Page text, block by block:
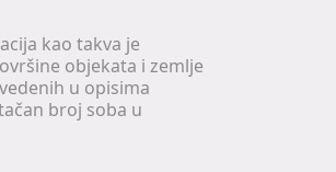
kao takva je
objekata i zemlje
u opisima
broj soba u